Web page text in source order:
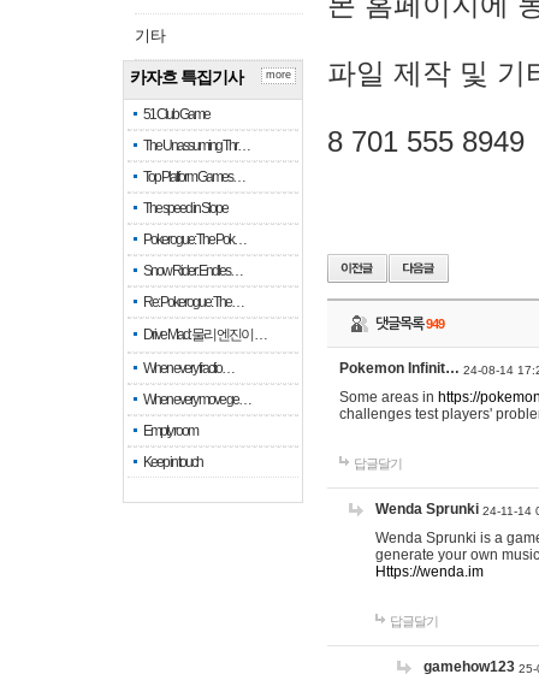
기타
카자흐 특집기사
51 Club Game
The Unassuming Thr…
Top Platform Games…
The speed in Slope
Pokerogue: The Pok…
Snow Rider: Endles…
Re: Pokerogue: The…
Drive Mad: 물리 엔진이 …
When every fractio…
When every move ge…
Empty room
Keep in touch
more 파일 제작 및 기
8 701 555 8949
댓글목록949
Pokemon Infinit… 24-08-14
Some areas in https://
challenges test players'
답글달기
Wenda Sprunki 24-11-14
Wenda Sprunki is a
generate your own
Https://wenda.im
답글달기
gamehow123 25-